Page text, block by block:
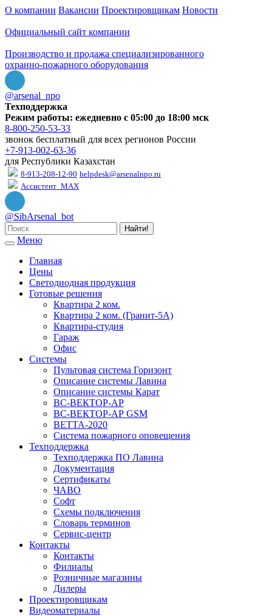
О компании Вакансии Проектировщикам Новости
Официальный сайт компании
Производство и продажа специализированного
охранно-пожарного оборудования
@arsenal_npo
Техподдержка
Режим работы: ежедневно с 05:00 до 18:00 мск
8-800-250-53-33
звонок бесплатный для всех регионов России
+7-913-002-63-36
для Республики Казахстан
8-913-208-12-90 helpdesk@arsenalnpo.ru
Ассистент_MAX
@SibArsenal_bot
Найти!
Меню
Главная
Цены
Светодиодная продукция
Готовые решения
Квартира 2 ком.
Квартира 2 ком. (Гранит-5А)
Квартира-студия
Гараж
Офис
Системы
Пультовая система Горизонт
Описание системы Лавина
Описание системы Карат
ВС-ВЕКТОР-АР
ВС-ВЕКТОР-АР GSM
ВЕТТА-2020
Система пожарного оповещения
Техподдержка
Техподдержка ПО Лавина
Документация
Сертификаты
ЧАВО
Софт
Схемы подключения
Словарь терминов
Сервис-центр
Контакты
Контакты
Филиалы
Розничные магазины
Дилеры
Проектировщикам
Видеоматериалы